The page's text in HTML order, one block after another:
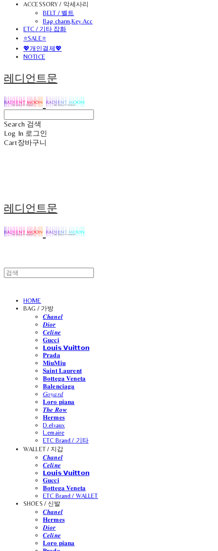
ACCESSORY / 악세사리
BELT / 벨트
Bag charm,Key Acc
ETC / 기타 잡화
⭐SALE⭐
💖개인결제💖
NOTICE
레디언트문
Search 검색
Log In 로그인
Cart장바구니
레디언트문
HOME
BAG / 가방
𝑪𝒉𝒂𝒏𝒆𝒍
𝑫𝒊𝒐𝒓
𝑪𝒆𝒍𝒊𝒏𝒆
𝐆𝐮𝐜𝐜𝐢
𝗟𝗼𝘂𝗶𝘀 𝗩𝘂𝗶𝘁𝘁𝗼𝗻
𝐏𝐫𝐚𝐝𝐚
𝐌𝐢𝐮𝐌𝐢𝐮
𝐒𝐚𝐢𝐧𝐭 𝐋𝐚𝐮𝐫𝐞𝐧𝐭
𝐁𝐨𝐭𝐭𝐞𝐠𝐚 𝐕𝐞𝐧𝐞𝐭𝐚
𝐁𝐚𝐥𝐞𝐧𝐜𝐢𝐚𝐠𝐚
𝐺𝑜𝑦𝑎𝑟𝑑
𝐋𝐨𝐫𝐨 𝐩𝐢𝐚𝐧𝐚
𝑻𝒉𝒆 𝑹𝒐𝒘
𝐇𝐞𝐫𝐦𝐞𝐬
D.elvaux
L.emaire
ETC Brand / 기타
WALLET / 지갑
𝑪𝒉𝒂𝒏𝒆𝒍
𝑪𝒆𝒍𝒊𝒏𝒆
𝗟𝗼𝘂𝗶𝘀 𝗩𝘂𝗶𝘁𝘁𝗼𝗻
𝐆𝐮𝐜𝐜𝐢
𝐁𝐨𝐭𝐭𝐞𝐠𝐚 𝐕𝐞𝐧𝐞𝐭𝐚
ETC Brand / WALLET
SHOES / 신발
𝑪𝒉𝒂𝒏𝒆𝒍
𝐇𝐞𝐫𝐦𝐞𝐬
𝑫𝒊𝒐𝒓
𝑪𝒆𝒍𝒊𝒏𝒆
𝐋𝐨𝐫𝐨 𝐩𝐢𝐚𝐧𝐚